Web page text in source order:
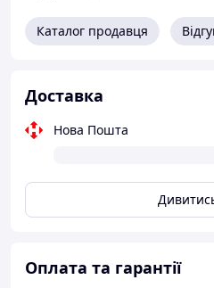
Каталог продавця
Доставка
Нова Пошта
Оплата та гарантії